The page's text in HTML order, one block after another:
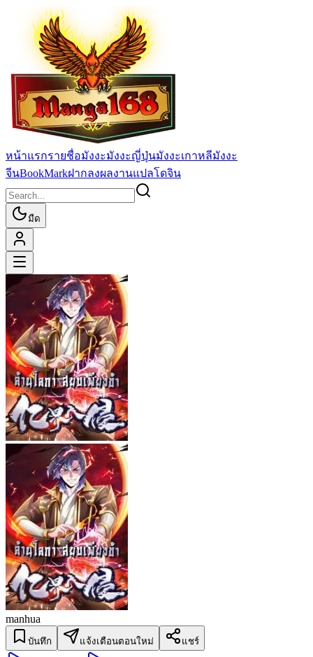
หน้าแรกรายชื่อมังงะมังงะญี่ปุ่นมังงะเกาหลีมังงะ
จีนBookMarkฝากลงผลงานแปลโดจิน
มืด
manhua
บันทึก แจ้งเตือนตอนใหม่ แชร์